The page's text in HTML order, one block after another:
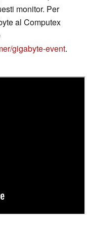
monitor. Per
al Computex
gigabyte-event.